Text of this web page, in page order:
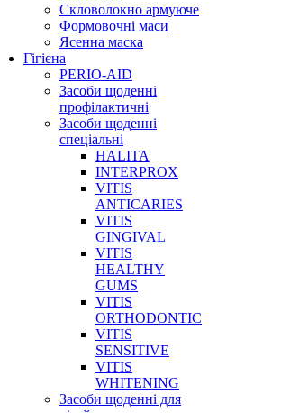
Скловолокно армуюче
Формовочні маси
Ясенна маска
Гігієна
PERIO-AID
Засоби щоденні
профілактичні
Засоби щоденні
спеціальні
HALITA
INTERPROX
VITIS
ANTICARIES
VITIS
GINGIVAL
VITIS
HEALTHY
GUMS
VITIS
ORTHODONTIC
VITIS
SENSITIVE
VITIS
WHITENING
Засоби щоденні для